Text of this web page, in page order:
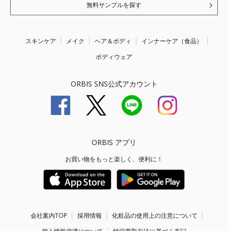
無料サンプルを探す
スキンケア メイク ヘア＆ボディ
インナーケア（食品）
ボディウェア
ORBIS SNS公式アカウント
ORBIS アプリ
お買い物をもっと楽しく、便利に！
会社案内TOP 採用情報
化粧品の使用上の注意について